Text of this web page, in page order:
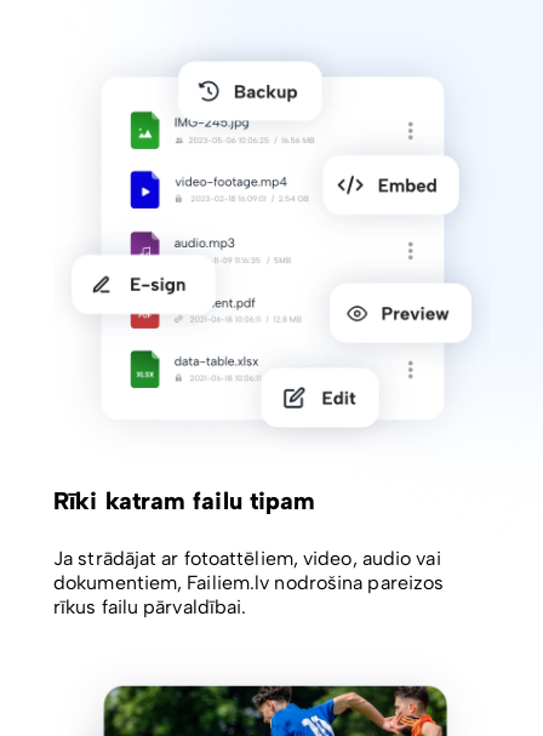
Rīki katram failu tipam
Ja strādājat ar fotoattēliem, video, audio vai
dokumentiem, Failiem.lv nodrošina pareizos
rīkus failu pārvaldībai.